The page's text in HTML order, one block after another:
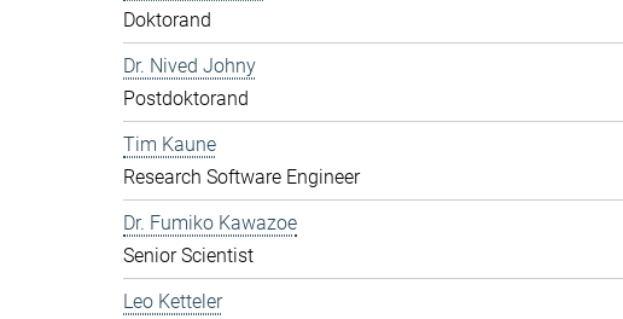
Doktorand
Dr. Nived Johny
Postdoktorand
Tim Kaune
Research Software Engineer
Dr. Fumiko Kawazoe
Senior Scientist
Leo Ketteler